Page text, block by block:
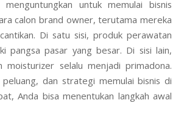
untuk memulai bisnis
calon brand owner, terutama mereka
Di satu sisi, produk perawatan
pangsa pasar yang besar. Di sisi lain,
selalu menjadi primadona.
dan strategi memulai bisnis di
Anda bisa menentukan langkah awal